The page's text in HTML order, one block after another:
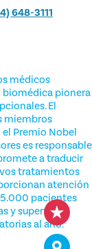
648-3111
médicos
biomédica pionera
El
miembros
Premio Nobel
es responsable
a traducir
tratamientos
atención
pacientes
y supervisan
al año.